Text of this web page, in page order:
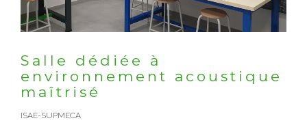
Salle dédiée à
environnement acoustique
maîtrisé
ISAE-SUPMECA